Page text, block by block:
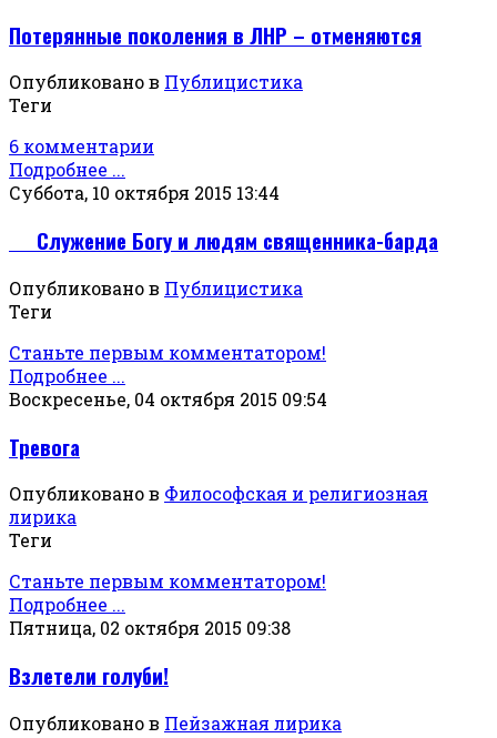
Потерянные поколения в ЛНР – отменяются
Опубликовано в Публицистика
Теги
6 комментарии
Подробнее ...
Суббота, 10 октября 2015 13:44
Служение Богу и людям священника-барда
Опубликовано в Публицистика
Теги
Станьте первым комментатором!
Подробнее ...
Воскресенье, 04 октября 2015 09:54
Тревога
Опубликовано в Философская и религиозная
лирика
Теги
Станьте первым комментатором!
Подробнее ...
Пятница, 02 октября 2015 09:38
Взлетели голуби!
Опубликовано в Пейзажная лирика